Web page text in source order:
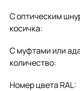
С оптическим
косичка:
С муфтами или
количество:
Номер цвета RAL: